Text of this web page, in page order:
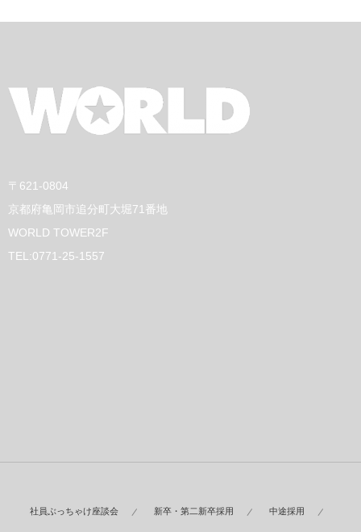
〒621-0804
京都府亀岡市追分町大堀71番地
WORLD TOWER2F
TEL:0771-25-1557
社員ぶっちゃけ座談会 新卒・第二新卒採用 中途採用